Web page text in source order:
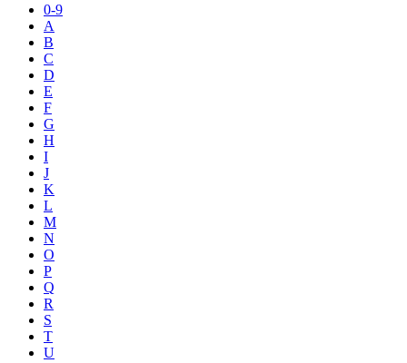
0-9
A
B
C
D
E
F
G
H
I
J
K
L
M
N
O
P
Q
R
S
T
U